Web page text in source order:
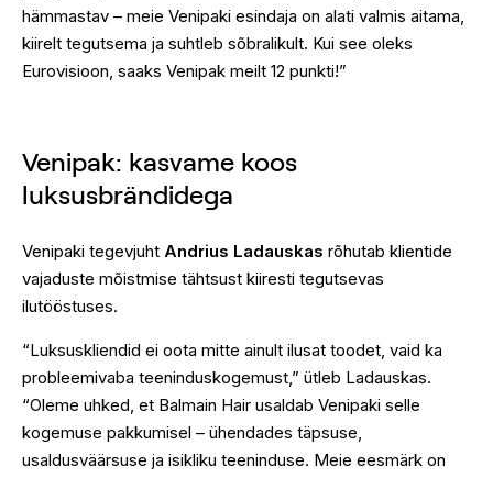
hämmastav – meie Venipaki esindaja on alati valmis aitama,
kiirelt tegutsema ja suhtleb sõbralikult. Kui see oleks
Eurovisioon, saaks Venipak meilt 12 punkti!”
Venipak: kasvame koos
luksusbrändidega
Venipaki tegevjuht Andrius Ladauskas rõhutab klientide
vajaduste mõistmise tähtsust kiiresti tegutsevas
ilutööstuses.
“Luksuskliendid ei oota mitte ainult ilusat toodet, vaid ka
probleemivaba teeninduskogemust,” ütleb Ladauskas.
“Oleme uhked, et Balmain Hair usaldab Venipaki selle
kogemuse pakkumisel – ühendades täpsuse,
usaldusväärsuse ja isikliku teeninduse. Meie eesmärk on